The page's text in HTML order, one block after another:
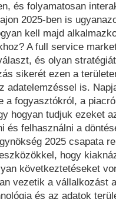
és folyamatosan
2025-ben is
kell majd
A full service
és olyan
sikerét ezen a
adatelemzéssel is.
a fogyasztókról, a
hogyan tudjuk ezeket
és felhasználni a
2025 csapata
hogy
következtetéseket
vezetik a vállalkozást
és az adatok